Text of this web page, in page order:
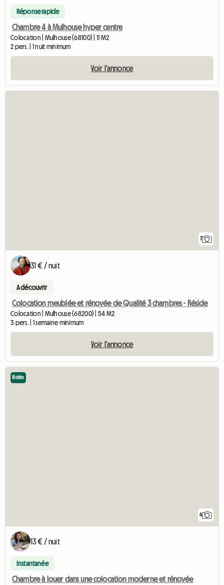
Réponse rapide
Chambre 4 à Mulhouse hyper centre
Colocation | Mulhouse (68100) | 11 M2
2 pers. | 1 nuit minimum
Voir l'annonce
7
31 € / nuit
A découvrir
Colocation meublée et rénovée de Qualité 3 chambres - Réside
Colocation | Mulhouse (68200) | 54 M2
3 pers. | 1 semaine minimum
Voir l'annonce
6
Vidéo
13 € / nuit
Instantanée
Chambre à louer dans une colocation moderne et rénovée